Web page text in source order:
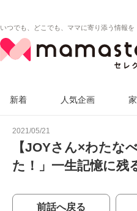
いつでも、どこでも、ママに寄り添う情報を
新着 人気企画
2021/05/21
【JOYさん×わたな
た！」一生記憶に残
前話へ戻る